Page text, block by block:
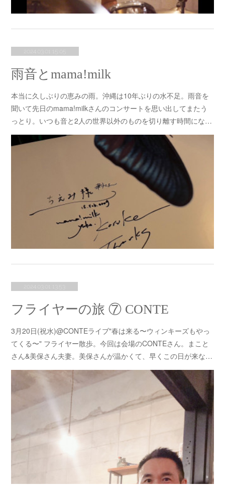
雨音とmama!milk
本当に久しぶりの恵みの雨。沖縄は10年ぶりの水不足。雨音を
聞いて先日のmama!milkさんのコンサートを思い出してまたう
っとり。いつも音と2人の世界以外のものを切り離す時間にな…
フライヤーの旅 ⑦ CONTE
3月20日(祝水)@CONTEライブ"春は来る〜ウィンキーズもやっ
てくる〜" フライヤー散歩。今回は会場のCONTEさん。まこと
さん&美保さん夫妻。美保さんが温かくて、早くこの日が来な…